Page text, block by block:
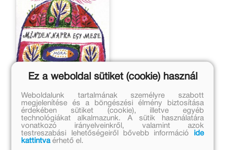
Minden napra egy mese
Eredeti ár:
6 499 Ft
Online ár:
5 329 Ft
Ez a weboldal sütiket (cookie) használ
Weboldalunk tartalmának személyre szabott
megjelenítése és a böngészési élmény biztosítása
érdekében sütiket (cookie), illetve egyéb
technológiákat alkalmazunk. A sütik használatára
vonatkozó irányelveinkről, valamint azok
testreszabási lehetőségeiről bővebb információ
ide
kattintvaérhető el.